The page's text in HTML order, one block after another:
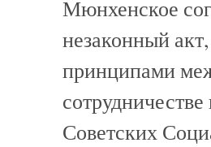
Мюнхенское
незаконный
принципами
Советских